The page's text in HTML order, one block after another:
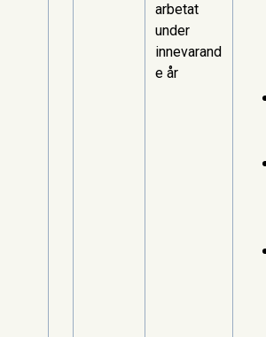
arbetat
under
innevarand
e år